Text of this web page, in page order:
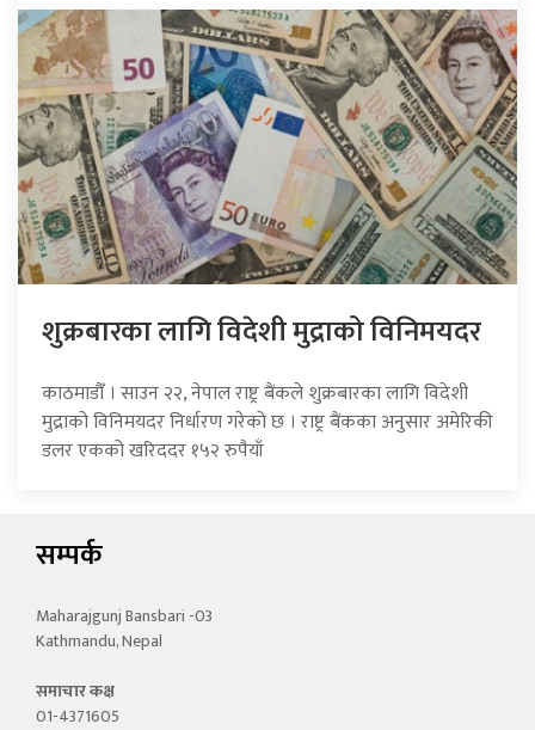
शुक्रबारका लागि विदेशी मुद्राको विनिमयदर
काठमाडौँ । साउन २२, नेपाल राष्ट्र बैंकले शुक्रबारका लागि विदेशी
मुद्राको विनिमयदर निर्धारण गरेको छ । राष्ट्र बैंकका अनुसार अमेरिकी
डलर एकको खरिददर १५२ रुपैयाँ
सम्पर्क
Maharajgunj Bansbari -03
Kathmandu, Nepal
समाचार कक्ष
01-4371605